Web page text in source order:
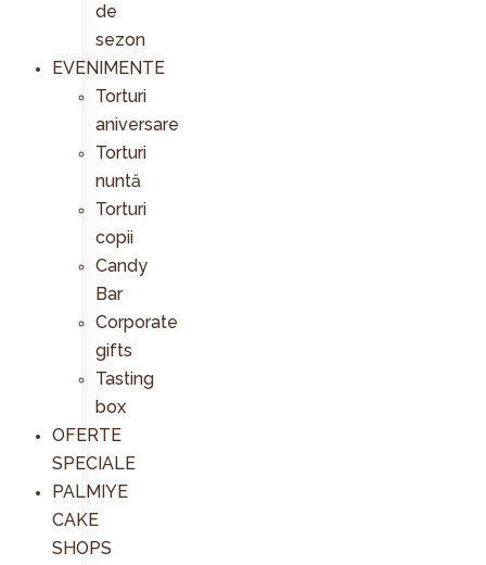
de
sezon
EVENIMENTE
Torturi
aniversare
Torturi
nuntă
Torturi
copii
Candy
Bar
Corporate
gifts
Tasting
box
OFERTE
SPECIALE
PALMIYE
CAKE
SHOPS